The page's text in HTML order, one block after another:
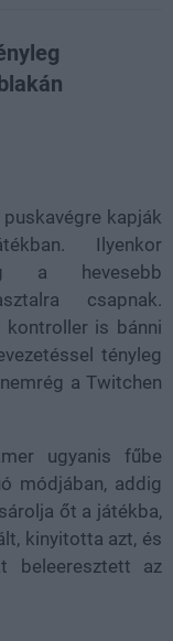
kapják
Ilyenkor
a hevesebb
csapnak.
kontroller is bánni
tényleg
a Twitchen
ugyanis fűbe
módjában, addig
őt a játékba,
kinyitotta azt, és
beleeresztett az